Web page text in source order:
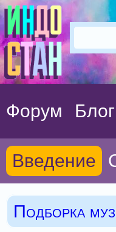
Форум Блог
Введение
Подборка